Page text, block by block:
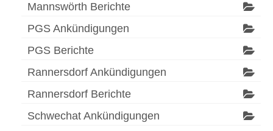
Mannswörth Berichte
PGS Ankündigungen
PGS Berichte
Rannersdorf Ankündigungen
Rannersdorf Berichte
Schwechat Ankündigungen